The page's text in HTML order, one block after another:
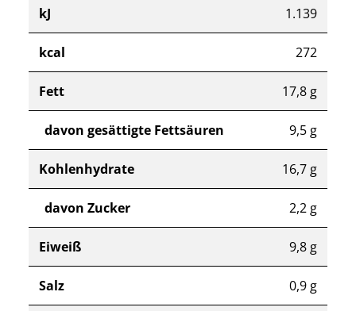
kJ 1.139
kcal 272
Fett 17,8 g
davon gesättigte Fettsäuren 9,5 g
Kohlenhydrate 16,7 g
davon Zucker 2,2 g
Eiweiß 9,8 g
Salz 0,9 g